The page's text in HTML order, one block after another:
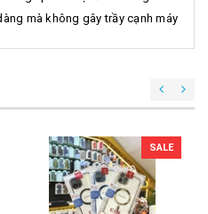
mà không gây trầy cạnh máy
SALE